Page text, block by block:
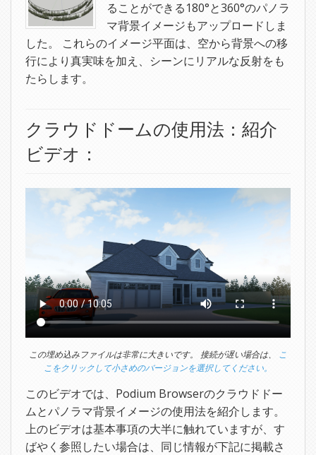
ることができる180°と360°のパノラ
マ背景イメージもアップロードしま
した。 これらのイメージ平面は、空から背景への移
行により真実味を加え、シーンにリアルな反射をも
たらします。
クラウドドームの使用法：紹介
ビデオ：
この埋め込みファイルは非常に大きいです。 接続が遅い場合は、 こ
こをクリックして小さめのバージョンを選択してください。
このビデオでは、Podium Browserのクラウドドー
ムとパノラマ背景イメージの使用法を紹介します。
上のビデオは基本事項の大半に触れていますが、す
ばやく参照したい場合は、同じ情報が下記に掲載さ